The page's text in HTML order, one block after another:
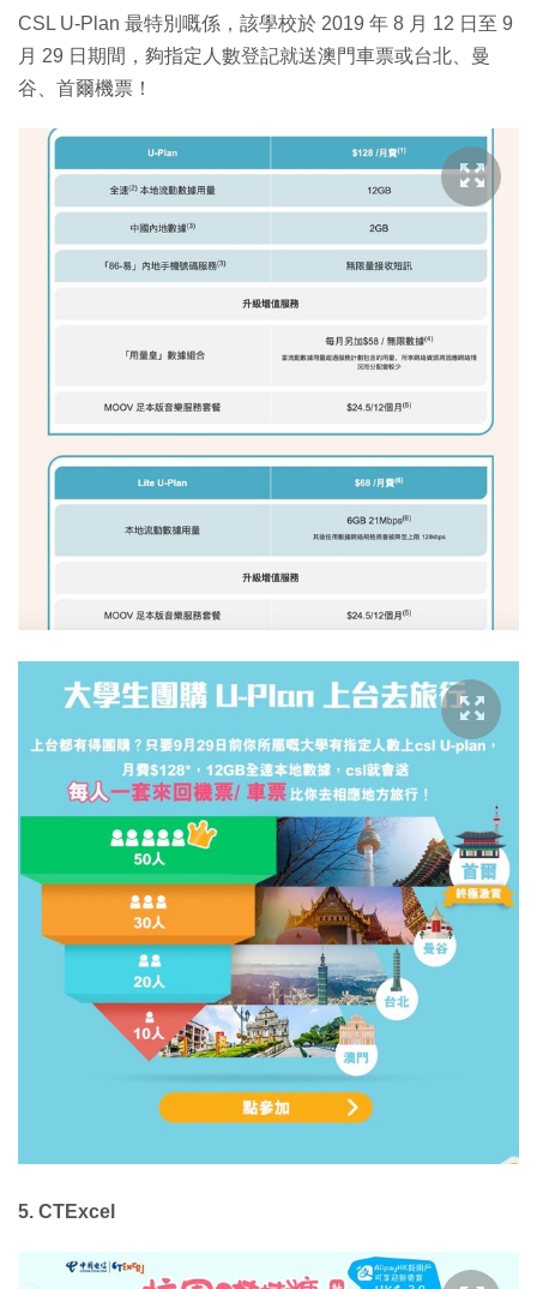
CSL U-Plan 最特別嘅係，該學校於 2019 年 8 月 12 日至 9
月 29 日期間，夠指定人數登記就送澳門車票或台北、曼
谷、首爾機票！
5. CTExcel